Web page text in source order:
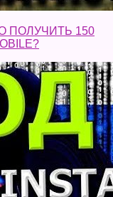
ПОЛУЧИТЬ 150